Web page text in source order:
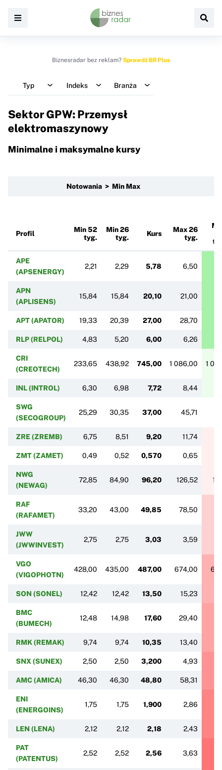
Biznesradar bez reklam? Sprawdź BR Plus
Typ Indeks Branża
Sektor GPW: Przemysł
elektromaszynowy
Minimalne i maksymalne kursy
Notowania > Min Max
Profil
Min 52
tyg.
Min 26
tyg.
Kurs
Max 26
tyg.
APE
(APSENERGY)
2,21 2,29 5,78 6,50
APN
(APLISENS)
15,84 15,84 20,10 21,00
APT (APATOR) 19,33 20,39 27,00 28,70
RLP (RELPOL) 4,83 5,20 6,00 6,26
CRI
(CREOTECH)
233,65 438,92 745,00 1 086,00 1
INL (INTROL) 6,30 6,98 7,72 8,44
SWG
(SECOGROUP)
25,29 30,35 37,00 45,71
ZRE (ZREMB) 6,75 8,51 9,20 11,74
ZMT (ZAMET) 0,49 0,52 0,570 0,65
NWG
(NEWAG)
72,85 84,90 96,20 126,52
RAF
(RAFAMET)
33,20 43,00 49,85 78,50
JWW
(JWWINVEST)
2,75 2,75 3,03 3,59
VGO
(VIGOPHOTN)
428,00 435,00 487,00 674,00
SON (SONEL) 12,42 12,42 13,50 15,23
BMC
(BUMECH)
12,48 14,98 17,60 29,40
RMK (REMAK) 9,74 9,74 10,35 13,40
SNX (SUNEX) 2,50 2,50 3,200 4,93
AMC (AMICA) 46,30 46,30 48,80 58,31
ENI
(ENERGOINS)
1,75 1,75 1,900 2,86
LEN (LENA) 2,12 2,12 2,18 2,43
PAT
(PATENTUS)
2,52 2,52 2,56 3,63